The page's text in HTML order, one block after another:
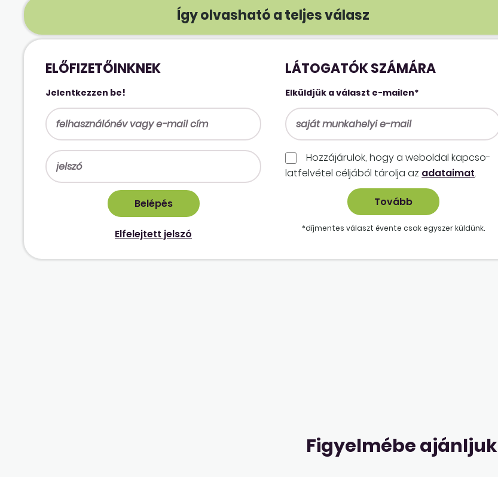
Így olvasható a teljes válasz
ELŐFIZETŐINKNEK
Jelentkezzen be!
Elfelejtett jelszó
LÁTOGATÓK SZÁMÁRA
Elküldjük a választ e-mailen*
Hozzájárulok, hogy a weboldal kapcso­
lat­felvétel céljából tárolja az adataimat.
*díjmentes választ évente csak egyszer küldünk.
Figyelmébe ajánljuk